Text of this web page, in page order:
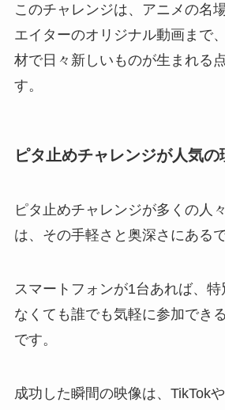
このチャレンジは、アニメの名
エイターのオリジナル動画まで
材で日々新しいものが生まれる
す。
ピタ止めチャレンジが人気の
ピタ止めチャレンジが多くの人
は、その手軽さと奥深さにあるで
スマートフォンが1台あれば、
なくても誰でも気軽に参加でき
です。
成功した瞬間の映像は、TikTok